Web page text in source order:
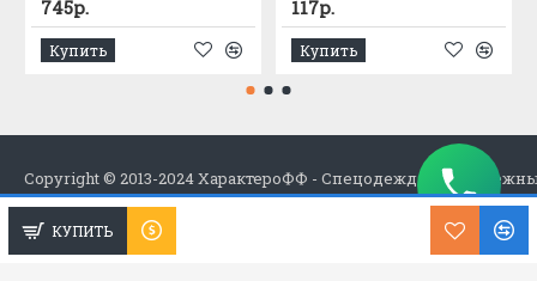
КУПИТЬ
745р.
Купить
117р.
Купить
Copyright © 2013-2024 ХарактероФФ - Спецодежда в